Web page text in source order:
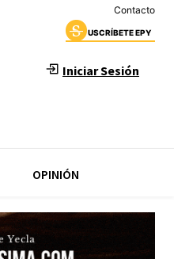
Contacto
USCRÍBETE EPY
Iniciar Sesión
OPINIÓN